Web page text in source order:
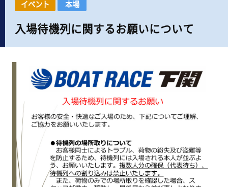
イベント 本場
入場待機列に関するお願いについて